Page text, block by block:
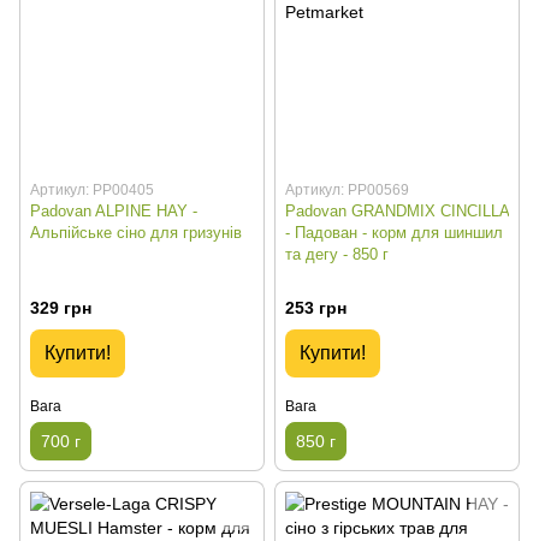
Артикул: PP00405
Padovan ALPINE HAY -
Альпійське сіно для гризунів
329 грн
Купити!
Вага
700 г
Артикул: PP00569
Padovan GRANDMIX CINCILLA
- Падован - корм для шиншил
та дегу - 850 г
253 грн
Купити!
Вага
850 г